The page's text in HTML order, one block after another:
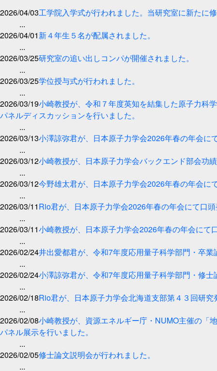
2026/04/03工学院入学式が行われました。当研究室に新たに
...
2026/04/01新４年生５名が配属されました。
...
2026/03/25研究室の追い出しコンパが開催されました。
...
2026/03/25学位授与式が行われました。
...
2026/03/19小崎教授が、令和７年度英知を結集した原子力科
パネルディスカッションを行いました。
...
2026/03/13小澤諒弥君が、日本原子力学会2026年春の年会に
...
2026/03/12小崎教授が、日本原子力学会バックエンド部会功
...
2026/03/12今野雄太君が、日本原子力学会2026年春の年会に
...
2026/03/11Rio君が、日本原子力学会2026年春の年会にて口
...
2026/03/11小崎教授が、日本原子力学会2026年春の年会にて
...
2026/02/24井出愛都君が、令和7年度応用量子科学部門・卒
...
2026/02/24小澤諒弥君が、令和7年度応用量子科学部門・修
...
2026/02/18Rio君が、日本原子力学会北海道支部第４３回研
...
2026/02/08小崎教授が、資源エネルギー庁・NUMO主催の「
パネル展示を行いました。
...
2026/02/05修士論文説明会が行われました。
...